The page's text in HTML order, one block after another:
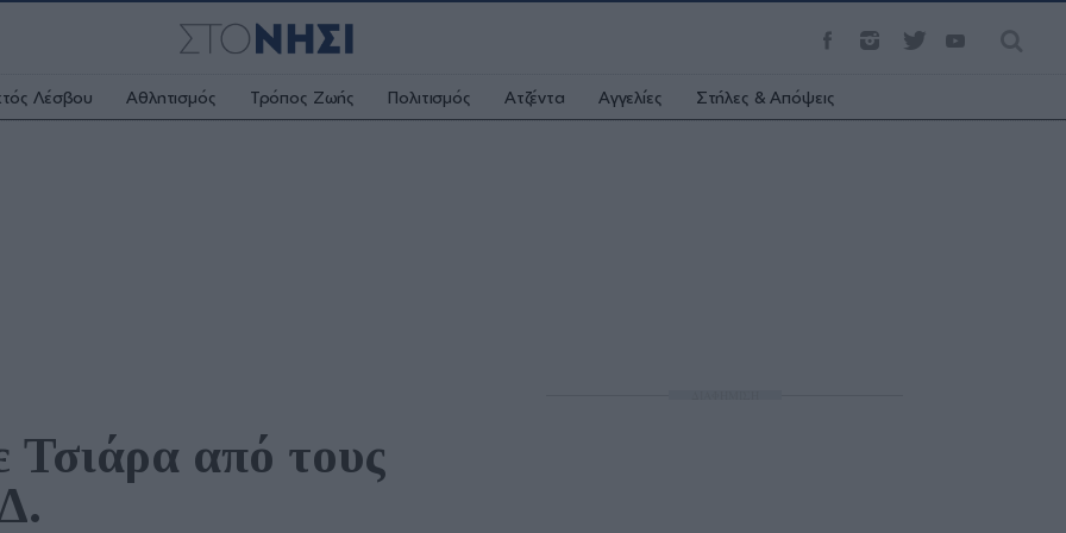
Λέσβου Αθλητισμός Τρόπος Ζωής Πολιτισμός Ατζέντα Αγγελίες Στήλες & Απόψεις
Τσιάρα από τους